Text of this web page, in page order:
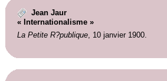
Jean Jaur
« Internationalisme »
La Petite R?publique, 10 janvier 1900.